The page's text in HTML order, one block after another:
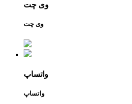
وی چت
وی چت
واتساپ
واتساپ